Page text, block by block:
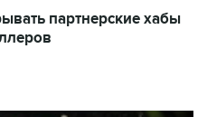
партнерские хабы